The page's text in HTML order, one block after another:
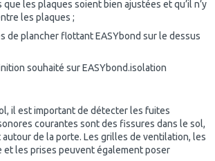
les plaques soient bien ajustées et qu’il n’y
les plaques ;
de plancher flottant EASYbond sur le dessus
souhaité sur EASYbond.isolation
il est important de détecter les fuites
courantes sont des fissures dans le sol,
de la porte. Les grilles de ventilation, les
et les prises peuvent également poser